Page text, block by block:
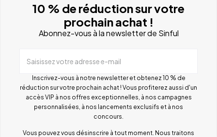
10 % de réduction sur votre
prochain achat !
Abonnez-vous à la newsletter de Sinful
Saisissez votre adresse e-mail
Inscrivez-vous à notre newsletter et obtenez 10 % de
réduction sur votre prochain achat ! Vous profiterez aussi d'un
accès VIP à nos offres exceptionnelles, à nos campagnes
personnalisées, à nos lancements exclusifs et à nos
concours.
Vous pouvez vous désinscrire à tout moment. Nous traitons